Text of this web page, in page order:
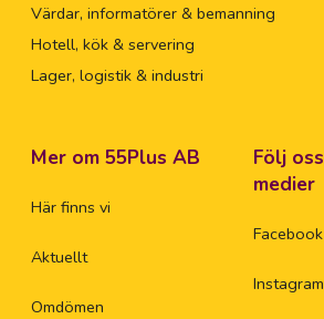
Värdar, informatörer & bemanning
Hotell, kök & servering
Lager, logistik & industri
Mer om 55Plus AB
Här finns vi
Aktuellt
Omdömen
Följ
medier
Facebook
Instagram